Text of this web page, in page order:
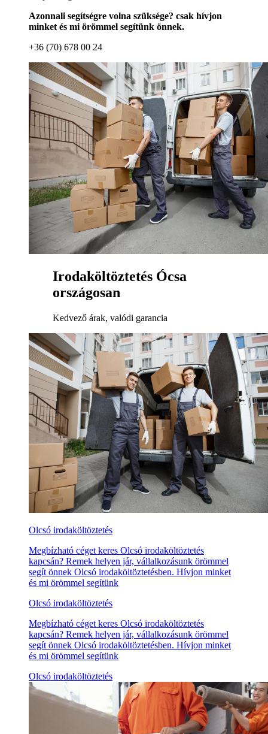
Azonnali segítségre volna szüksége? csak hívjon
minket és mi örömmel segítünk önnek.
+36 (70) 678 00 24
Irodaköltöztetés Ócsa
országosan
Kedvező árak, valódi garancia
Olcsó irodaköltöztetés
Megbízható céget keres Olcsó irodaköltöztetés
kapcsán? Remek helyen jár, vállalkozásunk örömmel
segít önnek Olcsó irodaköltöztetésben. Hívjon minket
és mi örömmel segítünk
Olcsó irodaköltöztetés
Megbízható céget keres Olcsó irodaköltöztetés
kapcsán? Remek helyen jár, vállalkozásunk örömmel
segít önnek Olcsó irodaköltöztetésben. Hívjon minket
és mi örömmel segítünk
Olcsó irodaköltöztetés